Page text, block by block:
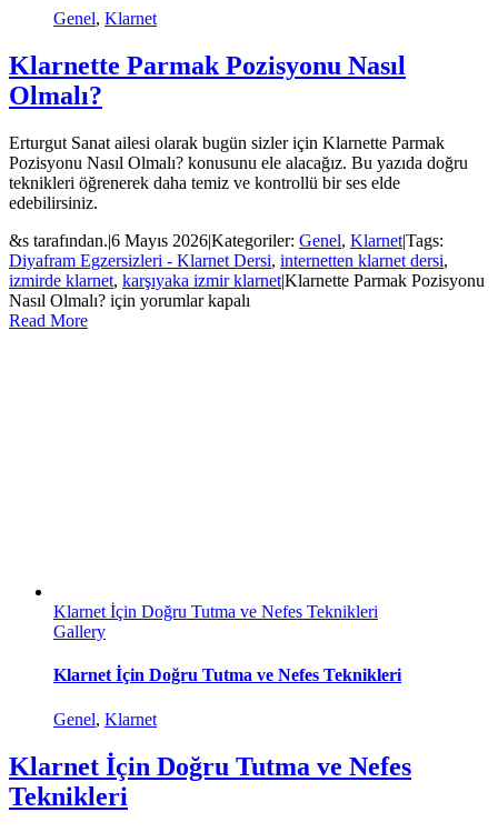
Genel, Klarnet
Klarnette Parmak Pozisyonu Nasıl
Olmalı?
Erturgut Sanat ailesi olarak bugün sizler için Klarnette Parmak
Pozisyonu Nasıl Olmalı? konusunu ele alacağız. Bu yazıda doğru
teknikleri öğrenerek daha temiz ve kontrollü bir ses elde
edebilirsiniz.
&s tarafından.|6 Mayıs 2026|Kategoriler: Genel, Klarnet|Tags:
Diyafram Egzersizleri - Klarnet Dersi, internetten klarnet dersi,
izmirde klarnet, karşıyaka izmir klarnet|Klarnette Parmak Pozisyonu
Nasıl Olmalı? için yorumlar kapalı
Read More
Klarnet İçin Doğru Tutma ve Nefes Teknikleri
Gallery
Klarnet İçin Doğru Tutma ve Nefes Teknikleri
Genel, Klarnet
Klarnet İçin Doğru Tutma ve Nefes
Teknikleri